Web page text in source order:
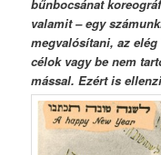
bűnbocsánat
valamit – egy
megvalósítani, az
célok vagy be nem
mással. Ezért is